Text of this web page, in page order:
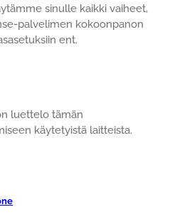
sinulle kaikki vaiheet,
palvelimen kokoonpanon
ent.
luettelo tämän
käytetyistä laitteista.